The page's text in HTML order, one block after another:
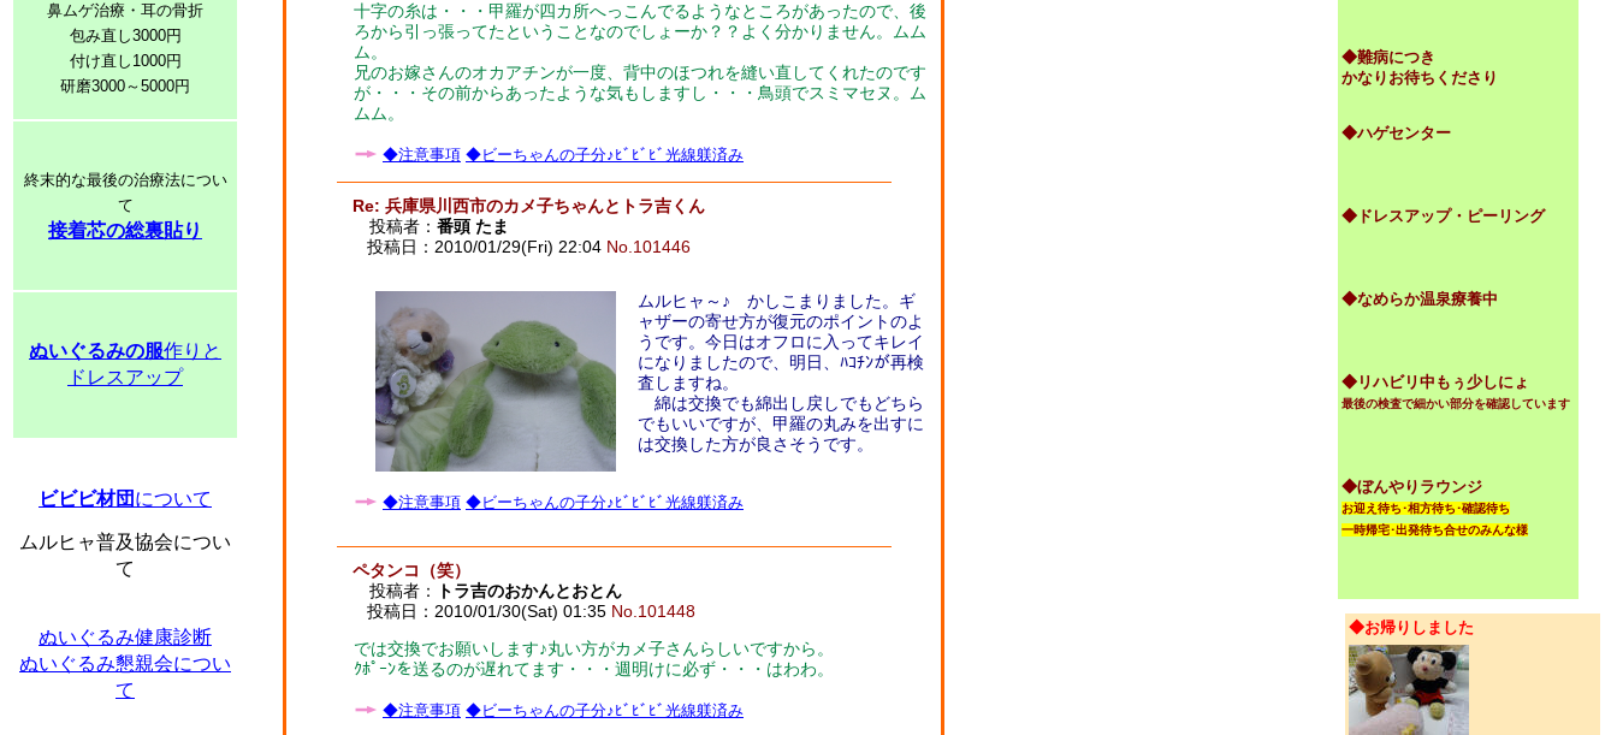
鼻ムゲ治療・耳の骨折
包み直し3000円
付け直し1000円
研磨3000～5000円
終末的な最後の治療法につい
て
接着芯の総裏貼り
ぬいぐるみの服作りと
ドレスアップ
ビビビ材団 について
ムルヒャ普及協会につい
て
ぬいぐるみ健康診断
ぬいぐるみ懇親会につい
て
十字の糸は・・・甲羅が四カ所へっこんでるようなところがあったので、後
ろから引っ張ってたということなのでしょーか？？よく分かりません。ムム
ム。
兄のお嫁さんのオカアチンが一度、背中のほつれを縫い直してくれたのです
が・・・その前からあったような気もしますし・・・鳥頭でスミマセヌ。ム
ムム。
◆注意事項 ◆ビーちゃんの子分♪ﾋﾞﾋﾞﾋﾞ光線躾済み
Re: 兵庫県川西市のカメ子ちゃんとトラ吉くん
投稿者： 番頭 たま
投稿日：2010/01/29(Fri) 22:04 No.101446
ムルヒャ～♪ かしこまりました。ギ
ャザーの寄せ方が復元のポイントのよ
うです。今日はオフロに入ってキレイ
になりましたので、明日、ﾊｺﾁﾝが再検
査しますね。
綿は交換でも綿出し戻しでもどちら
でもいいですが、甲羅の丸みを出すに
は交換した方が良さそうです。
◆注意事項 ◆ビーちゃんの子分♪ﾋﾞﾋﾞﾋﾞ光線躾済み
ペタンコ（笑）
投稿者：
トラ吉のおかんとおとん
投稿日：2010/01/30(Sat) 01:35 No.101448
では交換でお願いします♪丸い方がカメ子さんらしいですから。
ｸﾎﾟｰﾝを送るのが遅れてます・・・週明けに必ず・・・はわわ。
◆注意事項 ◆ビーちゃんの子分♪ﾋﾞﾋﾞﾋﾞ光線躾済み
◆難病につき
かなりお待ちくださり
◆ハゲセンター
◆ドレスアップ・ピーリング
◆なめらか温泉療養中
◆リハビリ中もぅ少しにょ
最後の検査で細かい部分を確認しています
◆ぼんやりラウンジ
お迎え待ち･相方待ち･確認待ち
一時帰宅･出発待ち合せのみんな様
◆お帰りしました